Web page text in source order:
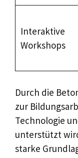
Interaktive
Workshops
Durch die
zur
Technologie
unterstützt
starke